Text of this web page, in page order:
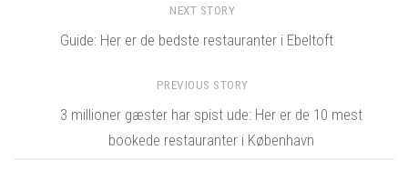
NEXT STORY
Guide: Her er de bedste restauranter i Ebeltoft
PREVIOUS STORY
3 millioner gæster har spist ude: Her er de 10 mest
bookede restauranter i København